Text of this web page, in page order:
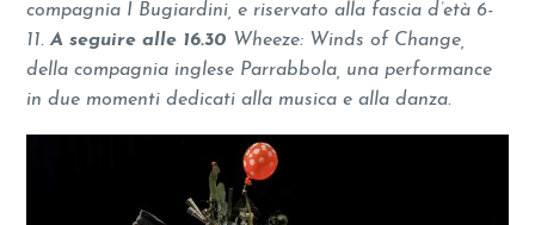
compagnia I Bugiardini, e riservato alla fascia d’età 6-
11.A seguire alle 16.30 Wheeze: Winds of Change,
della compagnia inglese Parrabbola, una performance
in due momenti dedicati alla musica e alla danza.